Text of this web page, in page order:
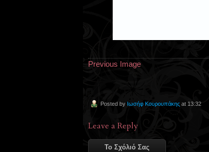
Previous Image
Posted by Ιωσήφ Κουρουπάκης at 13:32
Leave a Reply
Το Σχόλιό Σας